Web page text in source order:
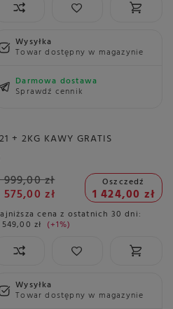
Wysyłka
Towar dostępny w magazynie
Darmowa dostawa
Sprawdź cennik
+ 2KG KAWY GRATIS
999,00 zł
575,00 zł
Oszczedź
1 424,00 zł
cena z ostatnich 30 dni:
zł +1%
Wysyłka
Towar dostępny w magazynie